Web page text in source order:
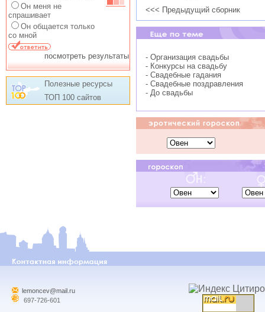
Он меня не
спрашивает
Он общается только
со мной
посмотреть результаты
Полезные ресурсы
ТОП 100 сайтов
<<< Предыдущий сборник
- Организация свадьбы
- Конкурсы на свадьбу
- Свадебные гадания
- Свадебные поздравления
- До свадьбы
lemoncev@mail.ru
697-726-601